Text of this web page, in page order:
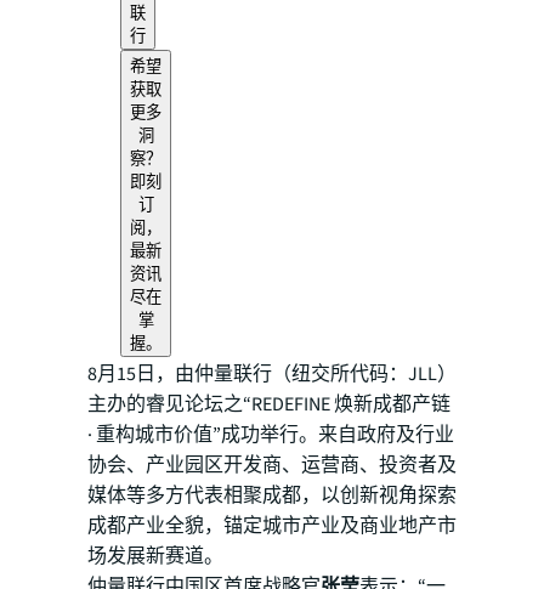
联
行
希望
获取
更多
洞
察？
即刻
订
阅，
最新
资讯
尽在
掌
握。
8月15日，由仲量联行（纽交所代码：JLL）
主办的睿见论坛之“REDEFINE 焕新成都产链
· 重构城市价值”成功举行。来自政府及行业
协会、产业园区开发商、运营商、投资者及
媒体等多方代表相聚成都，以创新视角探索
成都产业全貌，锚定城市产业及商业地产市
场发展新赛道。